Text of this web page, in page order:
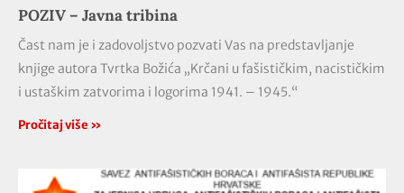
POZIV – Javna tribina
Čast nam je i zadovoljstvo pozvati Vas na predstavljanje
knjige autora Tvrtka Božića „Krčani u fašističkim, nacističkim
i ustaškim zatvorima i logorima 1941. – 1945.“
Pročitaj više »